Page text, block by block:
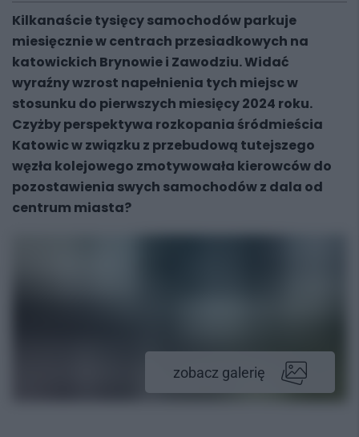
Kilkanaście tysięcy samochodów parkuje
miesięcznie w centrach przesiadkowych na
katowickich Brynowie i Zawodziu. Widać
wyraźny wzrost napełnienia tych miejsc w
stosunku do pierwszych miesięcy 2024 roku.
Czyżby perspektywa rozkopania śródmieścia
Katowic w związku z przebudową tutejszego
węzła kolejowego zmotywowała kierowców do
pozostawienia swych samochodów z dala od
centrum miasta?
zobacz galerię